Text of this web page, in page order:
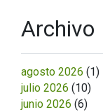
Archivo
agosto 2026 (1)
julio 2026 (10)
junio 2026 (6)